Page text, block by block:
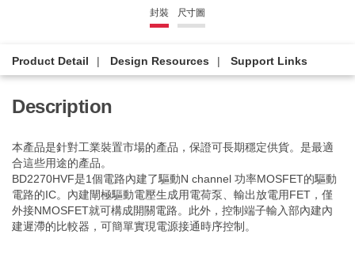
封裝 尺寸圖
Product Detail Design Resources Support Links
Description
本產品是針對工業裝置市場的產品，保證可長期穩定供貨。是最適
合這些用途的產品。
BD2270HVF是1個電路內建了驅動N channel 功率MOSFET的驅動
電路的IC。內建閘極驅動電壓生成用電荷泵、輸出放電用FET，僅
外接NMOSFET就可構成開關電路。此外，控制端子輸入部內建內
建遲滯的比較器，可簡單實現電源接通時序控制。